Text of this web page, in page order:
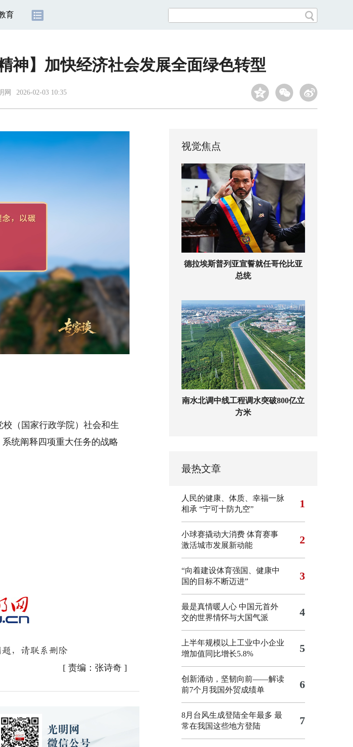
育
神】加快经济社会发展全面绿色转型
网 2026-02-03 10:35
Rate
（国家行政学院）社会和生
统阐释四项重大任务的战略
，请联系删除
[ 责编：张诗奇 ]
视觉焦点
德拉埃斯普列亚宣誓就任哥伦比亚
总统
南水北调中线工程调水突破800亿立
方米
最热文章
人民的健康、体质、幸福一脉
相承 “宁可十防九空” 1
小球赛撬动大消费 体育赛事
激活城市发展新动能
2
“向着建设体育强国、健康中
国的目标不断迈进”
3
最是真情暖人心 中国元首外
交的世界情怀与大国气派
4
上半年规模以上工业中小企业
增加值同比增长5.8%
5
创新涌动，坚韧向前——解读
前7个月我国外贸成绩单
6
8月台风生成登陆全年最多 最
常在我国这些地方登陆
7